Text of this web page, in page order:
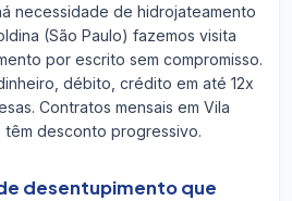
necessidade de hidrojateamento
(São Paulo) fazemos visita
por escrito sem compromisso.
débito, crédito em até 12x
Contratos mensais em Vila
têm desconto progressivo.
desentupimento que